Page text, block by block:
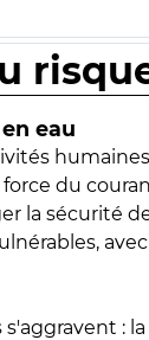
eau
du
la sécurité
: